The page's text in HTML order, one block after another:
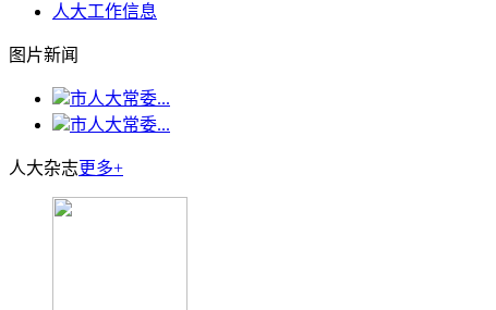
人大工作信息
图片新闻
市人大常委...
市人大常委...
人大杂志更多+